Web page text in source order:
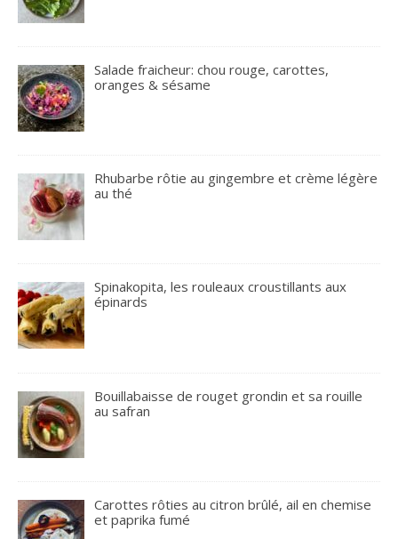
Salade fraicheur: chou rouge, carottes,
oranges & sésame
Rhubarbe rôtie au gingembre et crème légère
au thé
Spinakopita, les rouleaux croustillants aux
épinards
Bouillabaisse de rouget grondin et sa rouille
au safran
Carottes rôties au citron brûlé, ail en chemise
et paprika fumé